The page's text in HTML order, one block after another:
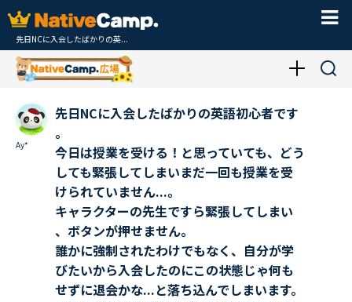
先日NCに入会したばかりの英...
Ay*
先日NCに入会したばかりの英語初心者です
。
今日は授業を受ける！と思っていても、どう
しても緊張してしまいまだ一回も授業を受
けられていません...。
キャラクターの先生ですら緊張してしまい
、ボタンが押せません。
誰かに強制されたわけでもなく、自分が学
びたいから入会したのにこの状態じゃ何も
せずに退会かな...と落ち込んでしまいます。